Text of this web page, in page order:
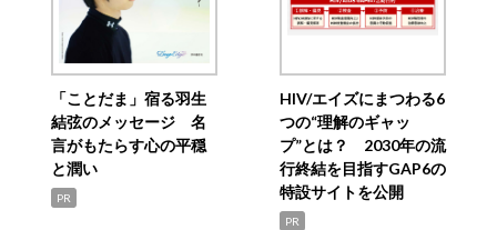
「ことだま」宿る羽生
結弦のメッセージ 名
言がもたらす心の平穏
と潤い
PR
HIV/エイズにまつわる6
つの“理解のギャッ
プ”とは？ 2030年の流
行終結を目指すGAP6の
特設サイトを公開
PR